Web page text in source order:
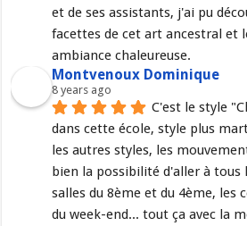
et de ses assistants, j'ai pu
facettes de cet art ancestral et
ambiance chaleureuse.
Montvenoux Dominique
8 years ago
C'est le style
dans cette école, style plus
les autres styles, les
bien la possibilité d'aller à tous
salles du 8ème et du 4ème, les
du week-end... tout ça avec la